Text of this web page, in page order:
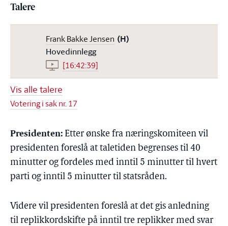
Talere
Frank Bakke Jensen (H)
[16:42:39]
Hovedinnlegg
Vis alle talere
Votering i sak nr. 17
Presidenten: Etter ønske fra næringskomiteen vil
presidenten foreslå at taletiden begrenses til 40
minutter og fordeles med inntil 5 minutter til hvert
parti og inntil 5 minutter til statsråden.
Videre vil presidenten foreslå at det gis anledning
til replikkordskifte på inntil tre replikker med svar